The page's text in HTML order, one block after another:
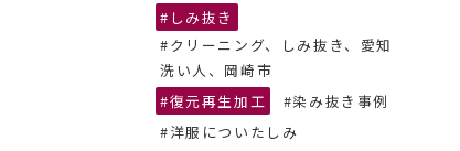
#しみ抜き
#クリーニング、しみ抜き、愛知
洗い人、岡崎市
#復元再生加工
#染み抜き事例
#洋服についたしみ